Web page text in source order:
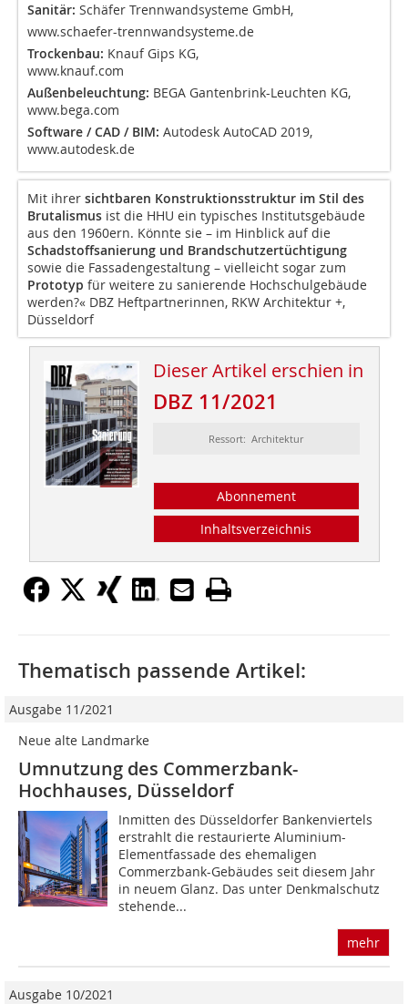
Sanitär: Schäfer Trennwandsysteme GmbH,
www.schaefer-trennwandsysteme.de
Trockenbau: Knauf Gips KG,
www.knauf.com
Außenbeleuchtung: BEGA Gantenbrink-Leuchten KG,
www.bega.com
Software / CAD / BIM: Autodesk AutoCAD 2019,
www.autodesk.de
Mit ihrer sichtbaren Konstruktionsstruktur im Stil des
Brutalismus ist die HHU ein typisches Institutsgebäude
aus den 1960ern. Könnte sie – im Hinblick auf die
Schadstoff­sanierung und Brandschutzertüchtigung
sowie die Fassadengestaltung – vielleicht sogar zum
Prototyp für weitere zu sanierende Hochschulgebäude
werden?« DBZ Heftpartnerinnen, RKW Architektur +,
Düsseldorf
Dieser Artikel erschien in
DBZ 11/2021
Ressort: Architektur
Abonnement
Inhaltsverzeichnis
Thematisch passende Artikel:
Ausgabe 11/2021
Neue alte Landmarke
Umnutzung des Commerzbank-
Hochhauses, Düsseldorf
Inmitten des Düsseldorfer Bankenviertels
erstrahlt die restaurierte Aluminium-
Elementfassade des ehemaligen
Commerzbank-Gebäudes seit diesem Jahr
in neuem Glanz. Das unter Denkmalschutz
stehende...
mehr
Ausgabe 10/2021